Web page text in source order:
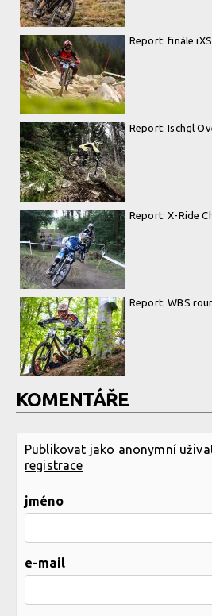
Report: finále
Report: Ischgl
Report: X-Ride
Report: WBS
KOMENTÁŘE
Publikovat jako anonymní
registrace
jméno
e-mail